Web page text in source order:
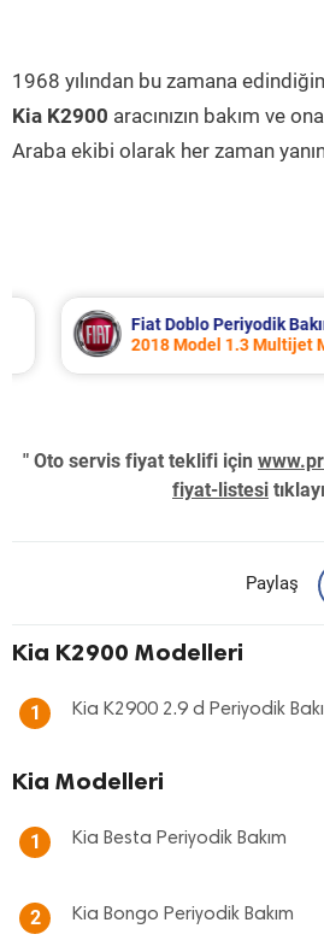
1968 yılından bu zamana
Kia K2900 aracınızın bakım ve
Araba ekibi olarak her zaman
Fiat Doblo Periyodik Bakım
2018 Model 1.3 Multijet
" Oto servis fiyat teklifi için
fiyat-listesi
Paylaş
Kia K2900 Modelleri
1 Kia K2900 2.9 d Periyodik
Kia Modelleri
1 Kia Besta Periyodik Bakım
2 Kia Bongo Periyodik Bakım